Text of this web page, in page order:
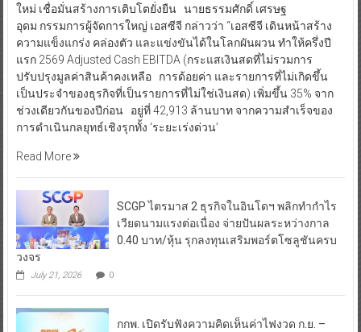
ใหม่ เชื่อมั่นสร้างการเติบโตยั่งยืน นายธรรมศักดิ์ เศรษฐ
อุดม กรรมการผู้จัดการใหญ่ เอสซีจี กล่าวว่า “เอสซีจี เดินหน้าสร้าง
ความแข็งแกร่ง คล่องตัว และแข่งขันได้ในโลกผันผวน ทำให้ครึ่งปี
แรก 2569 Adjusted Cash EBITDA (กระแสเงินสดที่ไม่รวมการ
ปรับปรุงมูลค่าสินค้าคงเหลือ การด้อยค่า และรายการที่ไม่เกิดขึ้น
เป็นประจำของธุรกิจที่เป็นรายการที่ไม่ใช่เงินสด) เพิ่มขึ้น 35% จาก
ช่วงเดียวกันของปีก่อน อยู่ที่ 42,913 ล้านบาท จากความสำเร็จของ
การดำเนินกลยุทธ์เชิงรุกทั้ง ‘ระยะเร่งด่วน’
Read More
SCGP ไตรมาส 2 ธุรกิจในอินโดฯ พลิกทำกำไร
เวียดนามแรงต่อเนื่อง จ่ายปันผลระหว่างกาล
0.40 บาท/หุ้น รุกลงทุนเสริมพอร์ตโซลูชันครบ
วงจร
July 21, 2026 0
กกพ. เปิดรับฟังความคิดเห็นค่าไฟงวด ก.ย. –